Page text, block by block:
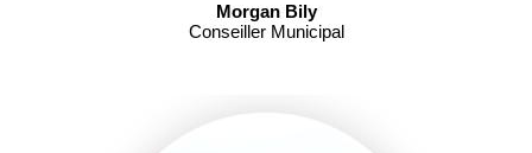
Morgan Bily
Conseiller Municipal